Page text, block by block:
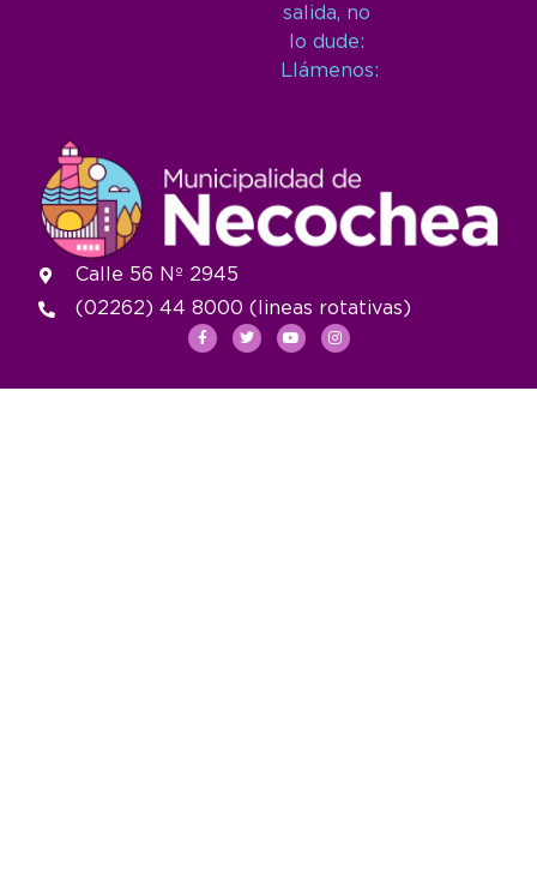
salida, no
lo dude:
Llámenos:
Calle 56 Nº 2945
(02262) 44 8000 (lineas rotativas)